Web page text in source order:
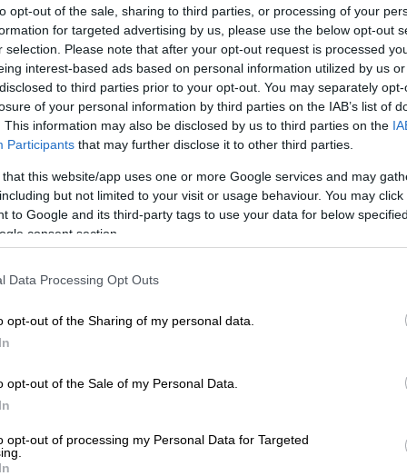
opt-out of the sale, sharing to third parties, or processing of your
for targeted advertising by us, please use the below opt-out
selection. Please note that after your opt-out request is processed
interest-based ads based on personal information utilized by us
to third parties prior to your opt-out. You may separately
of your personal information by third parties on the IAB’s list of
This information may also be disclosed by us to third parties on the
Participants that may further disclose it to other third parties.
that this website/app uses one or more Google services and may
but not limited to your visit or usage behaviour. You may
to Google and its third-party tags to use your data for below
consent section.
Data Processing Opt Outs
opt-out of the Sharing of my personal data.
opt-out of the Sale of my Personal Data.
opt-out of processing my Personal Data for Targeted
πυρ με oύζι έξω από μπαρ στην
- «Μπήκαν ξαφνικά μέσα
επιχείρηση στην περιοχή, το
απέναντι από την τράπεζα.
αιφνιδιαστικά στο υποκατάστημα
μαντήλια και καπέλα.
που βρίσκονταν εκείνη την ώρα